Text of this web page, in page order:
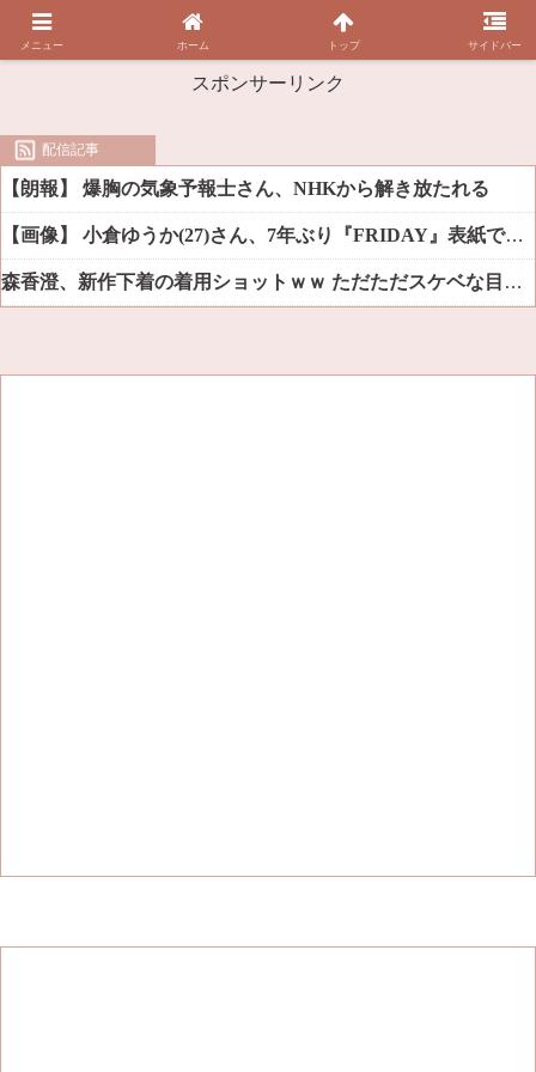
スポンサーリンク
配信記事
【朗報】 爆胸の気象予報士さん、NHKから解き放たれる
【画像】 小倉ゆうか(27)さん、7年ぶり『FRIDAY』表紙で神ボディ大解放
森香澄、新作下着の着用ショットｗｗ ただただスケベな目でしか見れんだろ！！
メニュー ホーム トップ サイドバー